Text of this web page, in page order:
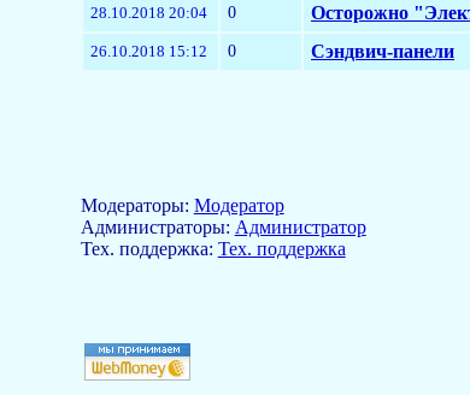
28.10.2018 20:04 0 Осторожно
26.10.2018 15:12 0 Сэндвич-панели
Модераторы: Модератор
Aдминистраторы: Администратор
Тех. поддержка: Тех. поддержка